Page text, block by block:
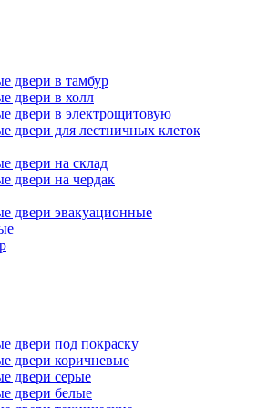
двери в тамбур
двери в холл
двери в электрощитовую
двери для лестничных клеток
двери на склад
двери на чердак
двери эвакуационные
двери под покраску
двери коричневые
двери серые
двери белые